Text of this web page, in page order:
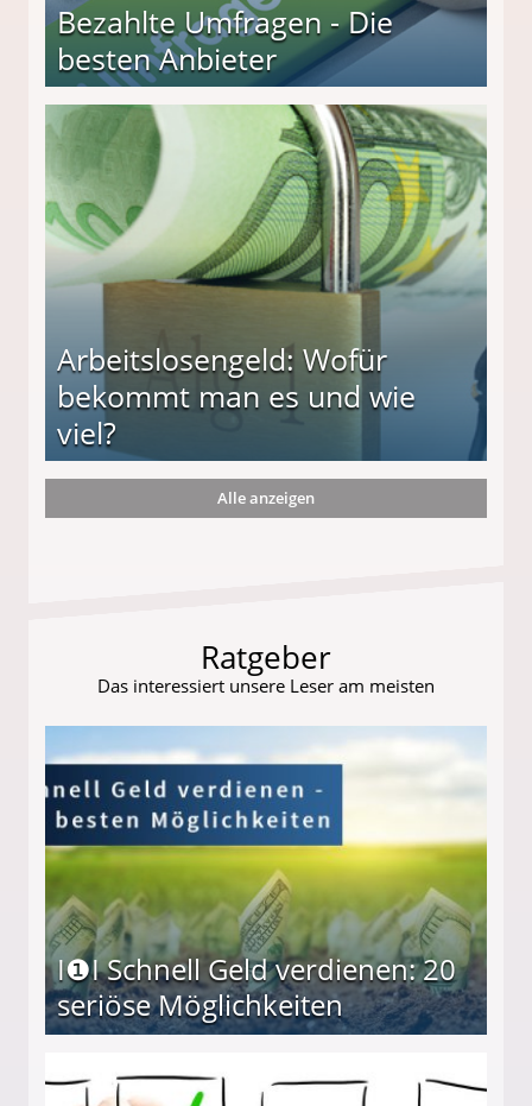
Bezahlte Umfragen - Die
besten Anbieter
Arbeitslosengeld: Wofür
bekommt man es und wie
viel?
und wie viel?
Alle anzeigen
Ratgeber
Das interessiert unsere Leser am meisten
I❶I Schnell Geld verdienen: 20
seriöse Möglichkeiten